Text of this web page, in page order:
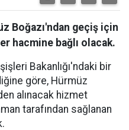
Boğazı'ndan geçiş için
hacmine bağlı olacak.
Bakanlığı'ndaki bir
göre, Hürmüz
alınacak hizmet
tarafından sağlanan